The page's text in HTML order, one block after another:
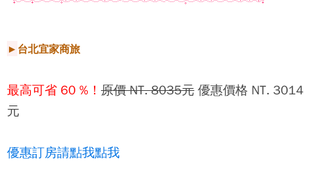
►台北宜家商旅
最高可省 60 %！ 原價 NT. 8035元 優惠價格 NT. 3014
元
優惠訂房請點我點我